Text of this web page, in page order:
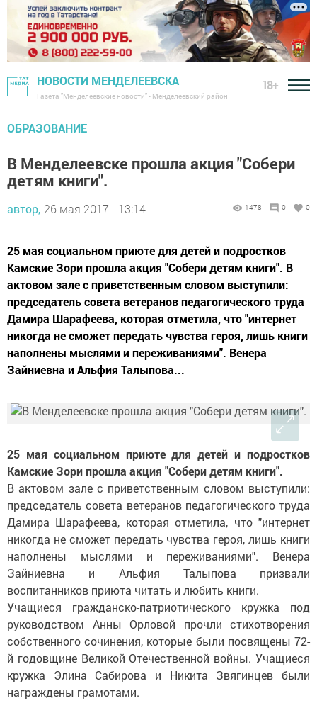
НОВОСТИ МЕНДЕЛЕЕВСКА
Газета "Менделеевские новости" - Менделеевский район
18+
ОБРАЗОВАНИЕ
В Менделеевске прошла акция "Собери
детям книги".
автор, 26 мая 2017 - 13:14 1478 0 0
25 мая социальном приюте для детей и подростков
Камские Зори прошла акция "Собери детям книги". В
актовом зале с приветственным словом выступили:
председатель совета ветеранов педагогического труда
Дамира Шарафеева, которая отметила, что "интернет
никогда не сможет передать чувства героя, лишь книги
наполнены мыслями и переживаниями". Венера
Зайниевна и Альфия Талыпова...
25 мая социальном приюте для детей и подростков
Камские Зори прошла акция "Собери детям книги".
В актовом зале с приветственным словом выступили:
председатель совета ветеранов педагогического труда
Дамира Шарафеева, которая отметила, что "интернет
никогда не сможет передать чувства героя, лишь книги
наполнены мыслями и переживаниями". Венера
Зайниевна и Альфия Талыпова призвали
воспитанников приюта читать и любить книги.
Учащиеся гражданско-патриотического кружка под
руководством Анны Орловой прочли стихотворения
собственного сочинения, которые были посвящены 72-
й годовщине Великой Отечественной войны. Учащиеся
кружка Элина Сабирова и Никита Звягинцев были
награждены грамотами.